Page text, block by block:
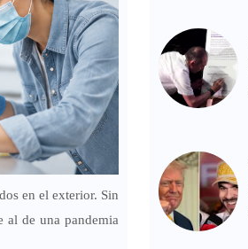
en el exterior. Sin
al de una pandemia